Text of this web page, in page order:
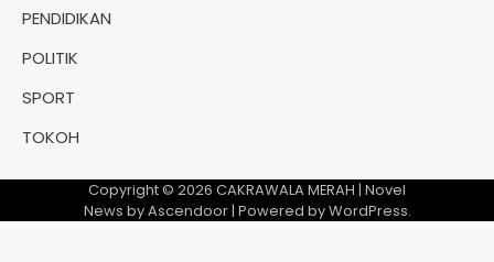
PENDIDIKAN
POLITIK
SPORT
TOKOH
Copyright © 2026 CAKRAWALA MERAH | Novel
News byAscendoor| Powered byWordPress.